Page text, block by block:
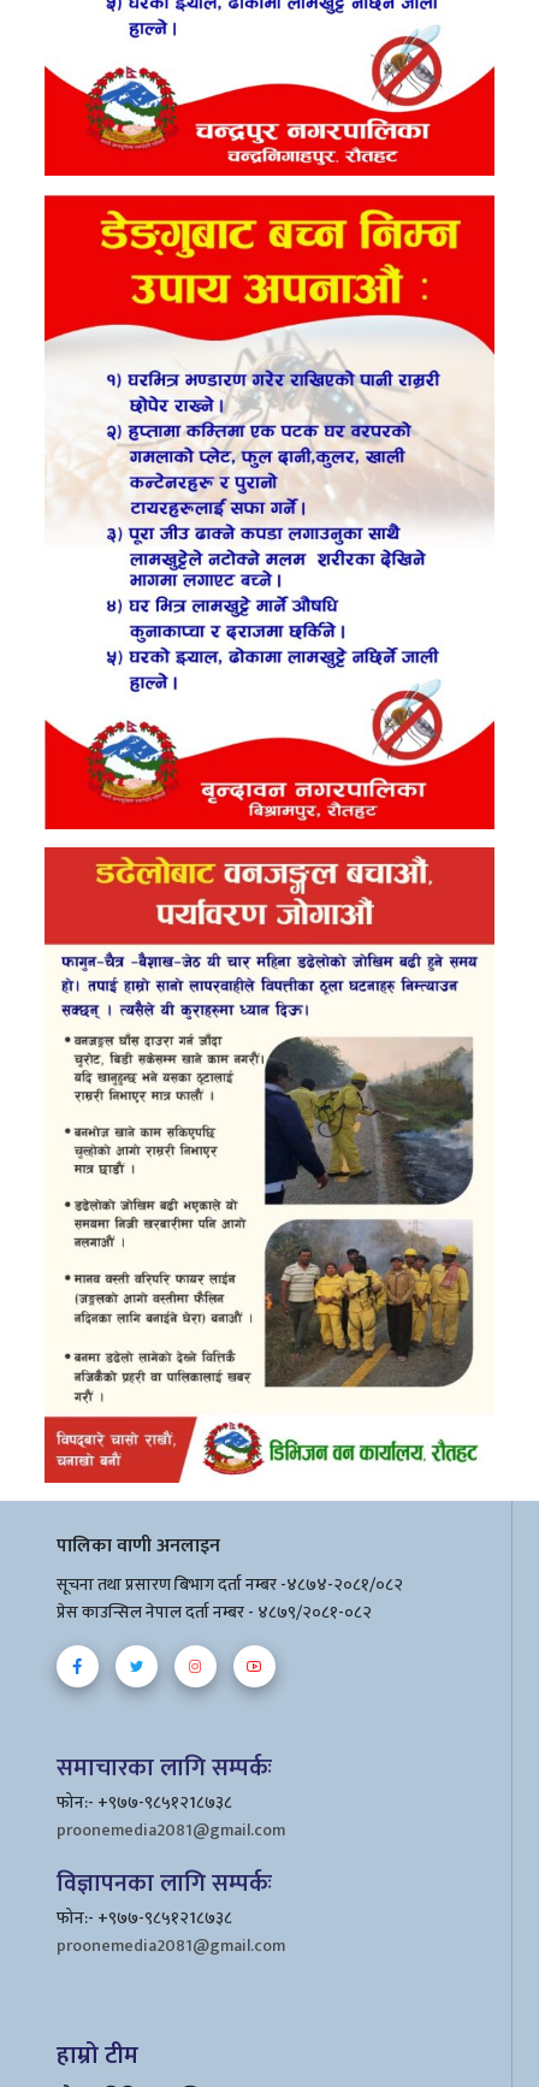
पालिका वाणी अनलाइन
सूचना तथा प्रसारण बिभाग दर्ता नम्बर -४८७४-२०८१/०८२
प्रेस काउन्सिल नेपाल दर्ता नम्बर - ४८७९/२०८१-०८२
समाचारका लागि सम्पर्कः
फोन:- +९७७-९८५१२1८७३८
proonemedia2081@gmail.com
विज्ञापनका लागि सम्पर्कः
फोन:- +९७७-९८५१२1८७३८
proonemedia2081@gmail.com
हाम्रो टीम